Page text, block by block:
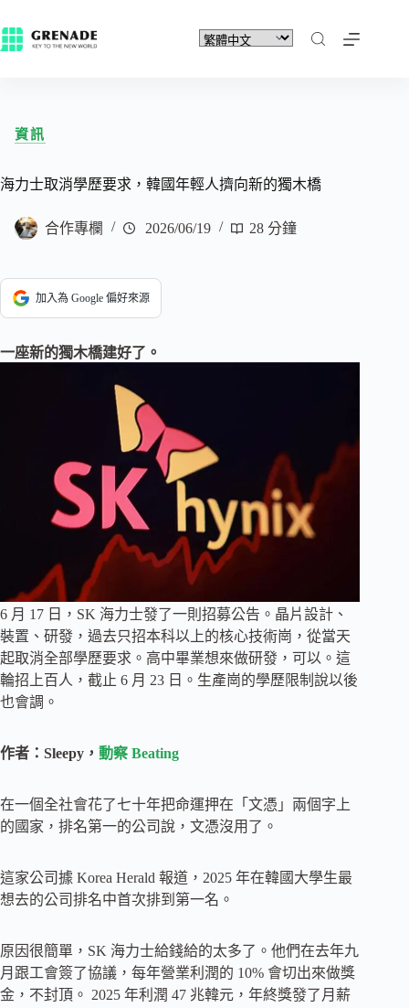
資訊
海力士取消學歷要求，韓國年輕人擠向新的獨木橋
合作專欄 2026/06/19 28 分鐘
加入為 Google 偏好來源
一座新的獨木橋建好了。
6 月 17 日，SK 海力士發了一則招募公告。晶片設計、
裝置、研發，過去只招本科以上的核心技術崗，從當天
起取消全部學歷要求。高中畢業想來做研發，可以。這
輪招上百人，截止 6 月 23 日。生產崗的學歷限制說以後
也會調。
作者：Sleepy， 動察 Beating
在一個全社會花了七十年把命運押在「文憑」兩個字上
的國家，排名第一的公司說，文憑沒用了。
這家公司據 Korea Herald 報道，2025 年在韓國大學生最
想去的公司排名中首次排到第一名。
原因很簡單，SK 海力士給錢給的太多了。他們在去年九
月跟工會簽了協議，每年營業利潤的 10% 會切出來做獎
金，不封頂。 2025 年利潤 47 兆韓元，年終獎發了月薪